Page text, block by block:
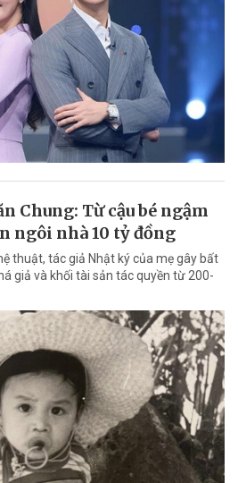
Chung: Từ cậu bé ngậm
ngôi nhà 10 tỷ đồng
thuật, tác giả Nhật ký của mẹ gây bất
giả và khối tài sản tác quyền từ 200-